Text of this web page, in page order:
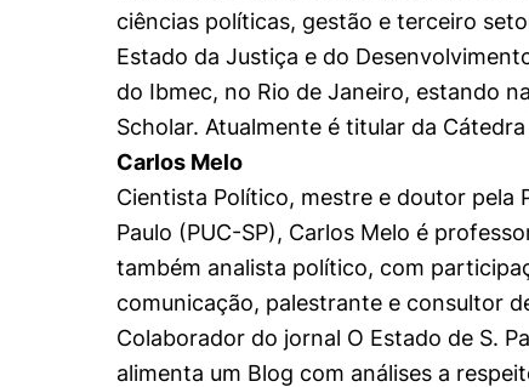
ciências políticas, gestão e terceiro
Estado da Justiça e do
do Ibmec, no Rio de Janeiro, estando
Scholar. Atualmente é titular da
Carlos Melo
Cientista Político, mestre e doutor pela
Paulo (PUC-SP), Carlos Melo é
também analista político, com
comunicação, palestrante e consultor
Colaborador do jornal O Estado de S.
alimenta um Blog com análises a